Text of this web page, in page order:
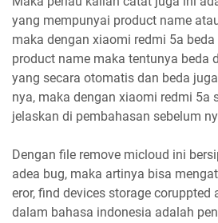
yang mempunyai product name
maka dengan xiaomi redmi 5a
product name maka tentunya beda
yang secara otomatis dan beda
nya, maka dengan xiaomi redmi 5a
jelaskan di pembahasan sebelum
Dengan file remove micloud ini
adea bug, maka artinya bisa
eror, find devices storage coruppted
dalam bahasa indonesia adalah